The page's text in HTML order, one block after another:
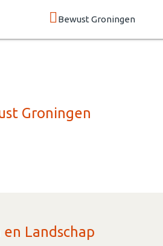
Bewust Groningen
Groningen
Landschap